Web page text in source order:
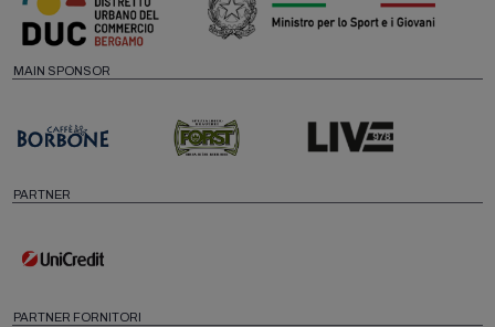
MAIN SPONSOR
PARTNER
PARTNER FORNITORI